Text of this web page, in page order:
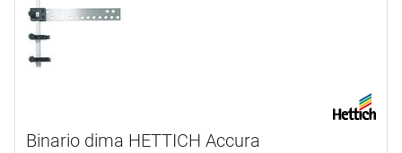
Binario dima HETTICH Accura